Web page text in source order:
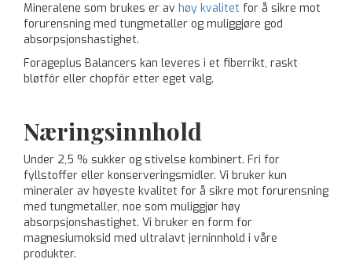
Mineralene som brukes er av høy kvalitet for å sikre mot
forurensning med tungmetaller og muliggjøre god
absorpsjonshastighet.
Forageplus Balancers kan leveres i et fiberrikt, raskt
bløtfôr eller chopfôr etter eget valg.
Næringsinnhold
Under 2,5 % sukker og stivelse kombinert. Fri for
fyllstoffer eller konserveringsmidler. Vi bruker kun
mineraler av høyeste kvalitet for å sikre mot forurensning
med tungmetaller, noe som muliggjør høy
absorpsjonshastighet. Vi bruker en form for
magnesiumoksid med ultralavt jerninnhold i våre
produkter.